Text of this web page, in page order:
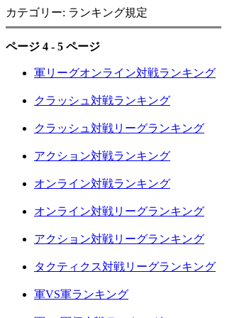
カテゴリー: ランキング規定
ページ 4 - 5 ページ
軍リーグオンライン対戦ランキング
クラッシュ対戦ランキング
クラッシュ対戦リーグランキング
アクション対戦ランキング
オンライン対戦ランキング
オンライン対戦リーグランキング
アクション対戦リーグランキング
タクティクス対戦リーグランキング
軍VS軍ランキング